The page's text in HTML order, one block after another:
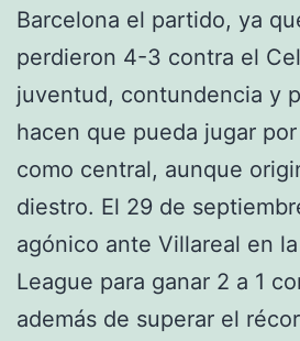
Barcelona el partido, ya
perdieron 4-3 contra el
juventud, contundencia y
hacen que pueda jugar
como central, aunque
diestro. El 29 de
agónico ante Villareal en
League para ganar 2 a 1
además de superar el